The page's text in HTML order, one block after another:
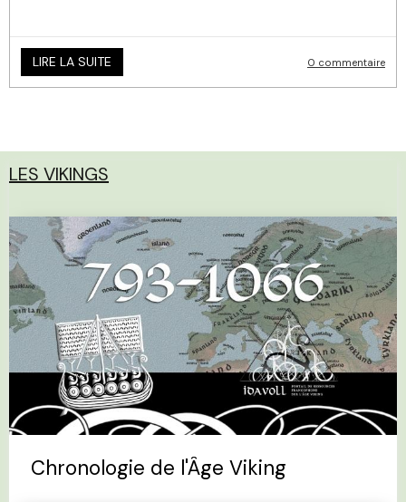
LIRE LA SUITE 0 commentaire
LES VIKINGS
Chronologie de l'Âge Viking